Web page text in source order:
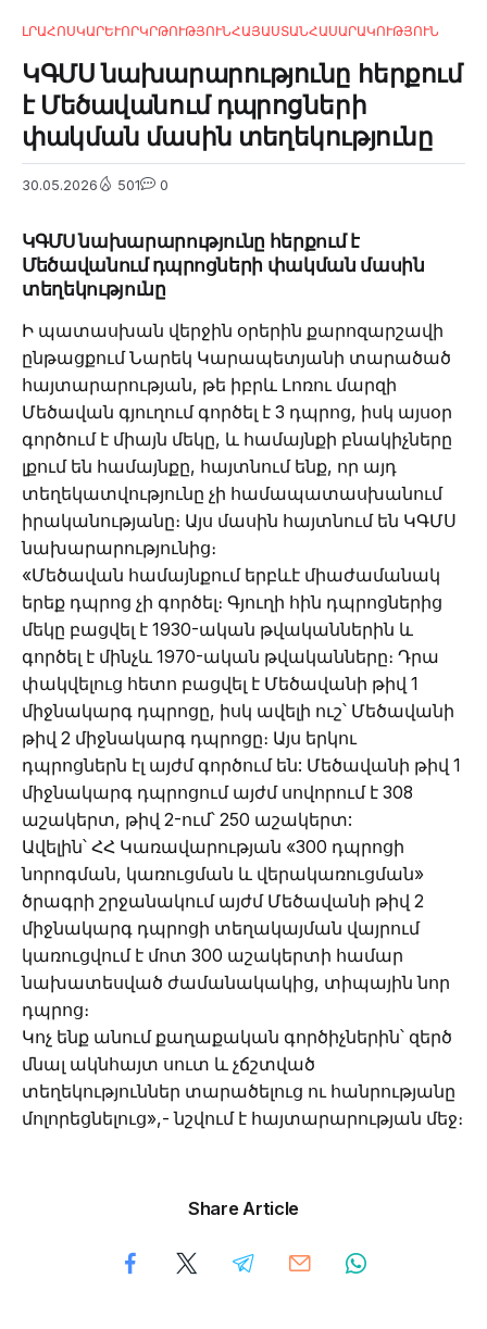
ԼՐԱՀՈՍԿԱՐԵՒՈՐ ԿՐԹՈՒԹՅՈՒՆՀԱՅԱՍՏԱՆՀԱՍԱՐԱԿՈՒԹՅՈՒՆ
ԿԳՄՍ նախարարությունը հերքում
է Մեծավանում դպրոցների
փակման մասին տեղեկությունը
30.05.2026 501 0
ԿԳՄՍ նախարարությունը հերքում է
Մեծավանում դպրոցների փակման մասին
տեղեկությունը
Ի պատասխան վերջին օրերին քարոզարշավի
ընթացքում Նարեկ Կարապետյանի տարածած
հայտարարության, թե իբրև Լոռու մարզի
Մեծավան գյուղում գործել է 3 դպրոց, իսկ այսօր
գործում է միայն մեկը, և համայնքի բնակիչները
լքում են համայնքը, հայտնում ենք, որ այդ
տեղեկատվությունը չի համապատասխանում
իրականությանը։ Այս մասին հայտնում են ԿԳՄՍ
նախարարությունից։
«Մեծավան համայնքում երբևէ միաժամանակ
երեք դպրոց չի գործել։ Գյուղի հին դպրոցներից
մեկը բացվել է 1930-ական թվականներին և
գործել է մինչև 1970-ական թվականները։ Դրա
փակվելուց հետո բացվել է Մեծավանի թիվ 1
միջնակարգ դպրոցը, իսկ ավելի ուշ՝ Մեծավանի
թիվ 2 միջնակարգ դպրոցը։ Այս երկու
դպրոցներն էլ այժմ գործում են: Մեծավանի թիվ 1
միջնակարգ դպրոցում այժմ սովորում է 308
աշակերտ, թիվ 2-ում՝ 250 աշակերտ:
Ավելին՝ ՀՀ Կառավարության «300 դպրոցի
նորոգման, կառուցման և վերակառուցման»
ծրագրի շրջանակում այժմ Մեծավանի թիվ 2
միջնակարգ դպրոցի տեղակայման վայրում
կառուցվում է մոտ 300 աշակերտի համար
նախատեսված ժամանակակից, տիպային նոր
դպրոց։
Կոչ ենք անում քաղաքական գործիչներին՝ զերծ
մնալ ակնհայտ սուտ և չճշտված
տեղեկություններ տարածելուց ու հանրությանը
մոլորեցնելուց»,- նշվում է հայտարարության մեջ։
Share Article